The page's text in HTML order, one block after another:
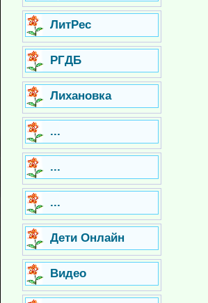
ЛитРес
РГДБ
Лихановка
...
...
...
Дети Онлайн
Видео